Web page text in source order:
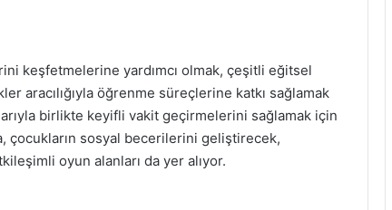
keşfetmelerine yardımcı olmak, çeşitli eğitsel
aracılığıyla öğrenme süreçlerine katkı sağlamak
birlikte keyifli vakit geçirmelerini sağlamak için
çocukların sosyal becerilerini geliştirecek,
oyun alanları da yer alıyor.